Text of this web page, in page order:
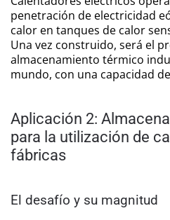
penetración de electricidad
calor en tanques de calor
Una vez construido, será el
almacenamiento térmico
mundo, con una capacidad
Aplicación 2:
para la utilización de
fábricas
El desafío y su magnitud